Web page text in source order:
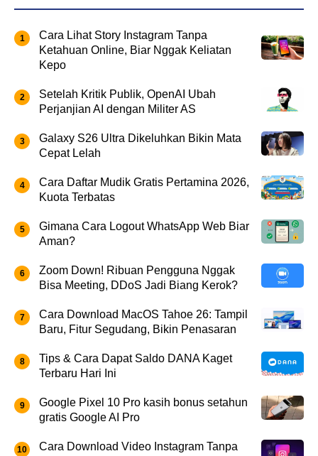
Cara Lihat Story Instagram Tanpa
Ketahuan Online, Biar Nggak Keliatan
Kepo
Setelah Kritik Publik, OpenAI Ubah
Perjanjian AI dengan Militer AS
Galaxy S26 Ultra Dikeluhkan Bikin Mata
Cepat Lelah
Cara Daftar Mudik Gratis Pertamina 2026,
Kuota Terbatas
Gimana Cara Logout WhatsApp Web Biar
Aman?
Zoom Down! Ribuan Pengguna Nggak
Bisa Meeting, DDoS Jadi Biang Kerok?
Cara Download MacOS Tahoe 26: Tampil
Baru, Fitur Segudang, Bikin Penasaran
Tips & Cara Dapat Saldo DANA Kaget
Terbaru Hari Ini
Google Pixel 10 Pro kasih bonus setahun
gratis Google AI Pro
Cara Download Video Instagram Tanpa